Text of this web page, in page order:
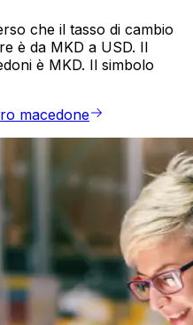
che il tasso di cambio
è da MKD a USD. Il
è MKD. Il simbolo
macedone